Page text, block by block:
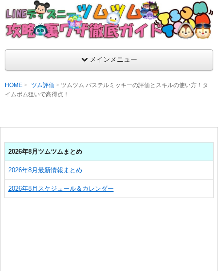
LINEディズニー ツムツム攻略・裏ワザ徹底
支持率No1！痒いところに手が届くツムツム攻略サイト！新ツ
ラ評価も丁寧に解説！ツムツムを120％楽しめるサイトを目指し
メインメニュー
HOME ツム評価
ツムツム パステルミッキーの評価とスキルの使い方！タ
イムボム狙いで高得点！
2026年8月ツムツムまとめ
2026年8月最新情報まとめ
2026年8月スケジュール＆カレンダー